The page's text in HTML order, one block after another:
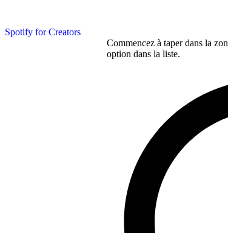
Spotify for Creators
Commencez à taper dans la
option dans la liste.